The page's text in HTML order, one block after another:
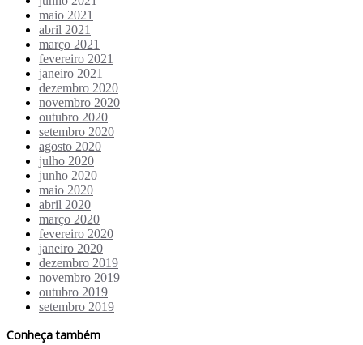
maio 2021
abril 2021
março 2021
fevereiro 2021
janeiro 2021
dezembro 2020
novembro 2020
outubro 2020
setembro 2020
agosto 2020
julho 2020
junho 2020
maio 2020
abril 2020
março 2020
fevereiro 2020
janeiro 2020
dezembro 2019
novembro 2019
outubro 2019
setembro 2019
Conheça também